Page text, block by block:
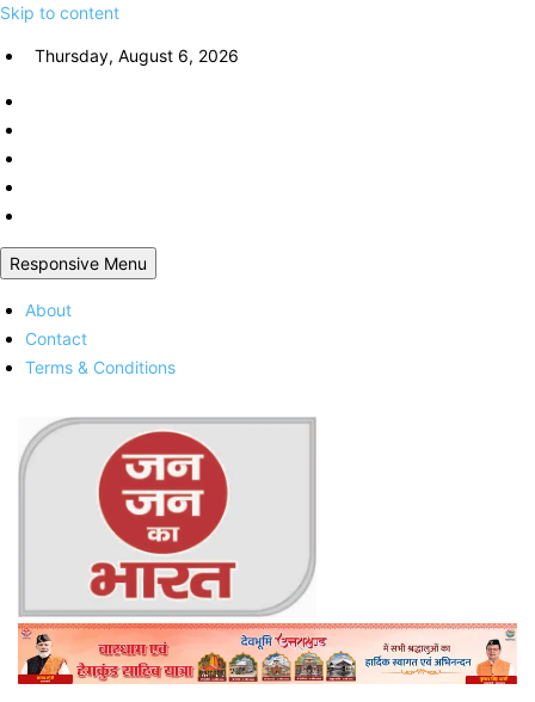
Skip to content
Thursday, August 6, 2026
Responsive Menu
About
Contact
Terms & Conditions
Jan Jan Ka Bharat
Online Trending Hindi News Website